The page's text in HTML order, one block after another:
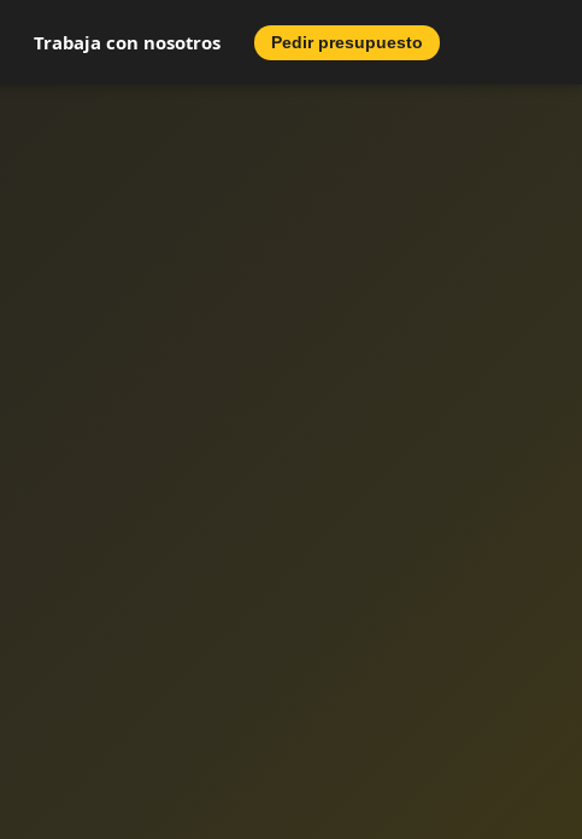
Trabaja con nosotros Pedir presupuesto